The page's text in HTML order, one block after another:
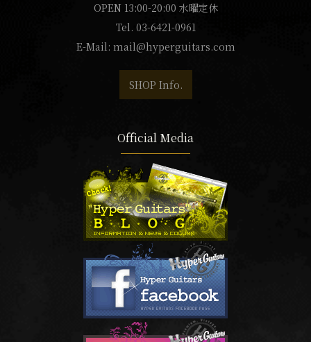
OPEN 13:00-20:00 水曜定休
Tel. 03-6421-0961
E-Mail: mail@hyperguitars.com
SHOP Info.
Official Media